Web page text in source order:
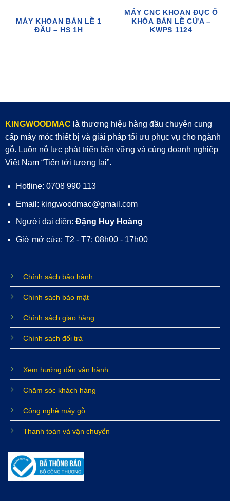
MÁY KHOAN BẢN LỀ 1
ĐẦU – HS 1H
MÁY CNC KHOAN ĐỤC Ổ
KHÓA BẢN LỀ CỬA –
KWPS 1124
KINGWOODMAC là thương hiệu hàng đầu chuyên cung
cấp máy móc thiết bị và giải pháp tối ưu phục vụ cho ngành
gỗ. Luôn nỗ lực phát triển bền vững và cùng doanh nghiệp
Việt Nam “Tiến tới tương lai”.
Hotline: 0708 990 113
Email: kingwoodmac@gmail.com
Người đại diện: Đặng Huy Hoàng
Giờ mở cửa: T2 - T7: 08h00 - 17h00
Chính sách bảo hành
Chính sách bảo mật
Chính sách giao hàng
Chính sách đổi trả
Xem hướng dẫn vận hành
Chăm sóc khách hàng
Công nghệ máy gỗ
Thanh toán và vận chuyển